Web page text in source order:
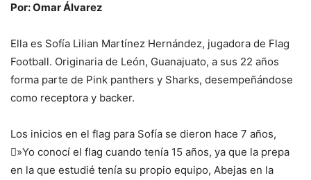
Por: Omar Álvarez
Ella es Sofía Lilian Martínez Hernández, jugadora de Flag
Football. Originaria de León, Guanajuato, a sus 22 años
forma parte de Pink panthers y Sharks, desempeñándose
como receptora y backer.
Los inicios en el flag para Sofía se dieron hace 7 años,
️»Yo conocí el flag cuando tenía 15 años, ya que la prepa
en la que estudié tenía su propio equipo, Abejas en la